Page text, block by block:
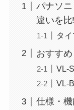
パナソ
違いを比
タ
おすすめ
VL-
VL-
仕様・